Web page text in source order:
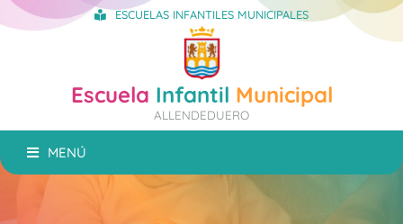
ESCUELAS INFANTILES MUNICIPALES
Escuela Infantil Municipal
ALLENDEDUERO
MENÚ